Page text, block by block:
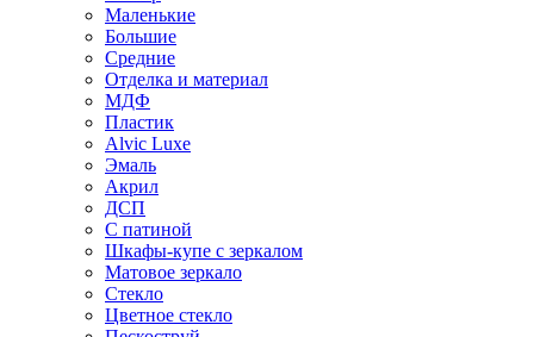
Маленькие
Большие
Средние
Отделка и материал
МДФ
Пластик
Alvic Luxe
Эмаль
Акрил
ДСП
С патиной
Шкафы-купе с зеркалом
Матовое зеркало
Стекло
Цветное стекло